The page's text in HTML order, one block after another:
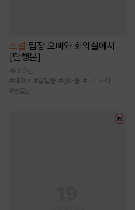
소설 팀장 오빠와 회의실에서
[단행본]
3.2천
#애교녀 #달달물 #현대물 #나이차이
#능글남